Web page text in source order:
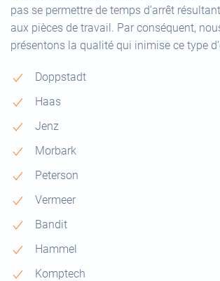
pas se permettre de temps d’arrêt
aux pièces de travail. Par conséquent,
présentons la qualité qui inimise ce type
Doppstadt
Haas
Jenz
Morbark
Peterson
Vermeer
Bandit
Hammel
Komptech